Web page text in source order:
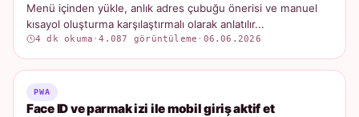
Menü içinden yükle, anlık adres çubuğu önerisi ve manuel
kısayol oluşturma karşılaştırmalı olarak anlatılır...
4 dk okuma ·4.087 görüntüleme · 06.06.2026
PWA
Face ID ve parmak izi ile mobil giriş aktif et